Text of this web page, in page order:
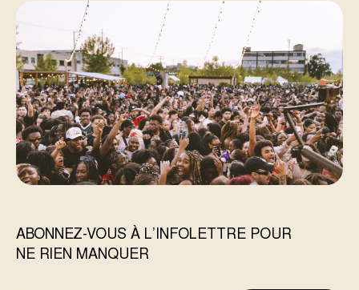
ABONNEZ-VOUS À L’INFOLETTRE POUR
NE RIEN MANQUER